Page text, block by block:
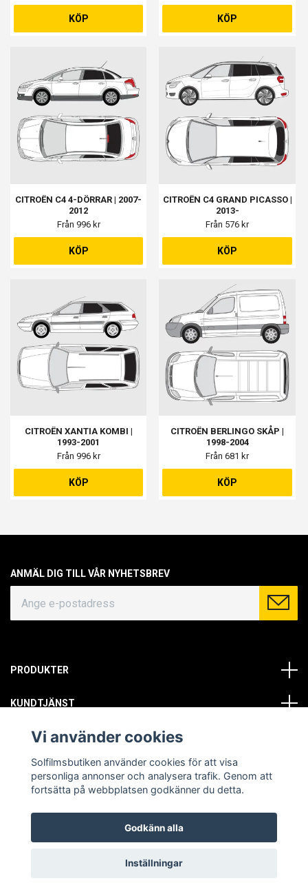
KÖP KÖP
CITROËN C4 4-DÖRRAR | 2007-
2012
Från 996 kr
KÖP
CITROËN C4 GRAND PICASSO |
2013-
Från 576 kr
KÖP
CITROËN XANTIA KOMBI |
1993-2001
Från 996 kr
KÖP
CITROËN BERLINGO SKÅP |
1998-2004
Från 681 kr
KÖP
ANMÄL DIG TILL VÅR NYHETSBREV
PRODUKTER
KUNDTJÄNST
OM OSS
SOCIALA MEDIER
© Copyright 2026 Solfilmsbutiken. All rights reserved.
Vi använder cookies
Solfilmsbutiken använder cookies för att visa
personliga annonser och analysera trafik. Genom att
fortsätta på webbplatsen godkänner du detta.
Godkänn alla
Inställningar